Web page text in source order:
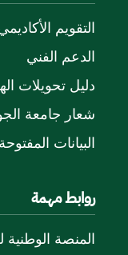
التقويم
الدعم الفني
دليل تحويلات
شعار جامعة
البيانات المفتوحة
روابط مهمة
المنصة الوطنية